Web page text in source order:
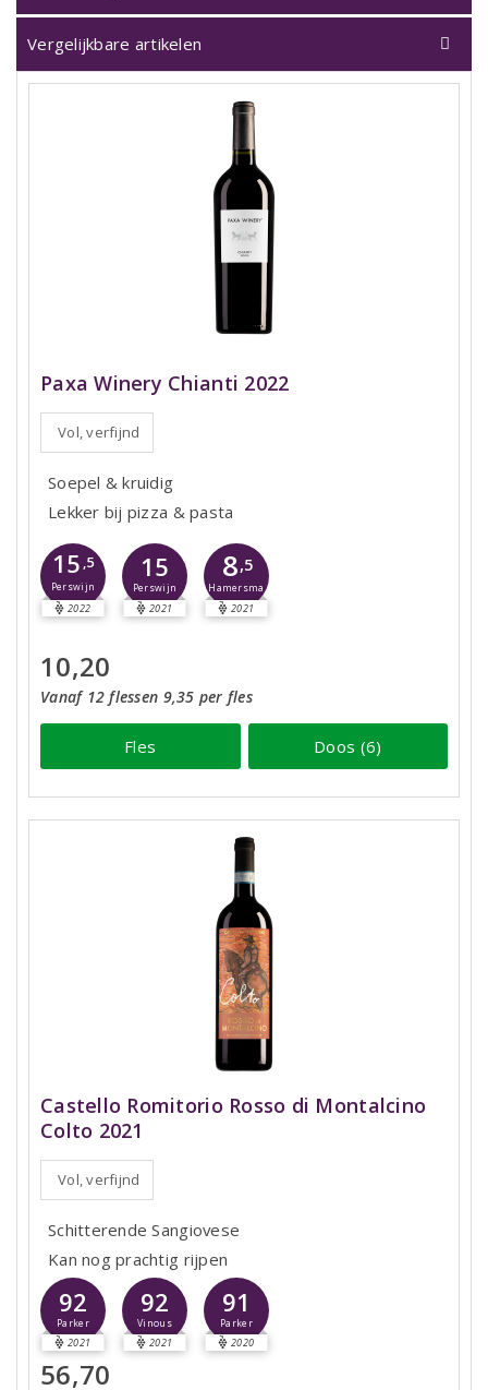
Vergelijkbare artikelen
Paxa Winery Chianti 2022
Vol, verfijnd
Soepel & kruidig
Lekker bij pizza & pasta
15,5
Perswijn
2022
15
Perswijn
2021
8,5
Hamersma
2021
10,20
Vanaf 12 flessen 9,35 per fles
Fles Doos (6)
Castello Romitorio Rosso di Montalcino
Colto 2021
Vol, verfijnd
Schitterende Sangiovese
Kan nog prachtig rijpen
92
Parker
2021
92
Vinous
2021
91
Parker
2020
56,70